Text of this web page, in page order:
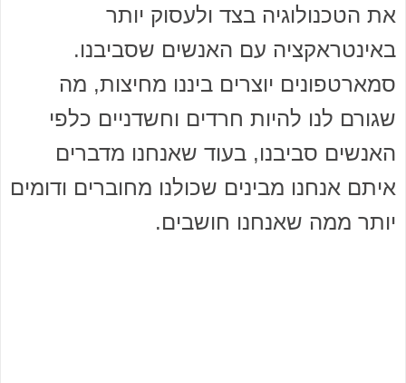
את הטכנולוגיה בצד ולעסוק יותר
באינטראקציה עם האנשים שסביבנו.
סמארטפונים יוצרים ביננו מחיצות, מה
שגורם לנו להיות חרדים וחשדניים כלפי
האנשים סביבנו, בעוד שאנחנו מדברים
איתם אנחנו מבינים שכולנו מחוברים ודומים
יותר ממה שאנחנו חושבים.